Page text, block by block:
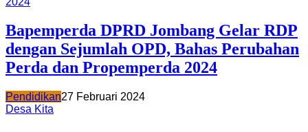
Bapemperda DPRD Jombang Gelar RDP
dengan Sejumlah OPD, Bahas Perubahan
Perda dan Propemperda 2024
Pendidikan27 Februari 2024
Desa Kita